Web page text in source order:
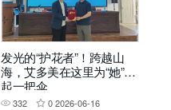
发光的“护花者”！跨越山
海，艾多美在这里为“她”撑
起一把伞
332 0 2026-06-16